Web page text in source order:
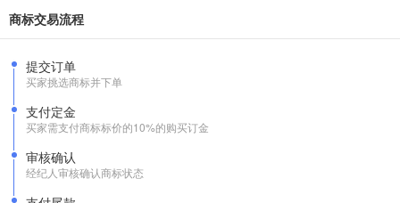
商标交易流程
提交订单
买家挑选商标并下单
支付定金
买家需支付商标标价的10%的购买订金
审核确认
经纪人审核确认商标状态